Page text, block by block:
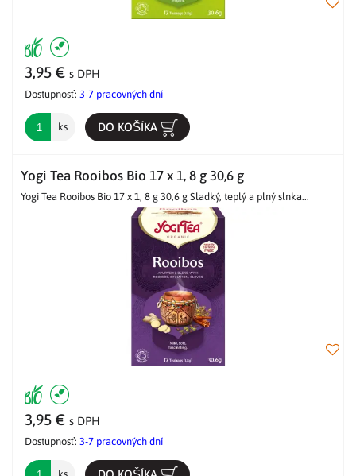
3,95 € s DPH
Dostupnosť: 3-7 pracovných dní
ks DO KOŠÍKA
Yogi Tea Rooibos Bio 17 x 1, 8 g 30,6 g
Yogi Tea Rooibos Bio 17 x 1, 8 g 30,6 g Sladký, teplý a plný slnka...
3,95 € s DPH
Dostupnosť: 3-7 pracovných dní